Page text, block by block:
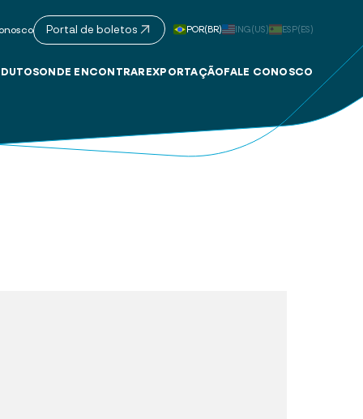
Portal de boletos POR(BR) ING(US) ESP(ES)
ONDE ENCONTRAR EXPORTAÇÃO FALE CONOSCO